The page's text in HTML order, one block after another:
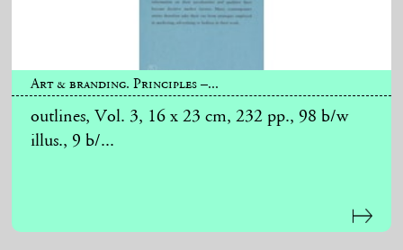
Art & branding. Principles –...
outlines, Vol. 3, 16 x 23 cm, 232 pp., 98 b/w
illus., 9 b/...